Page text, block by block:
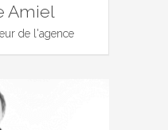
Amiel
de l'agence